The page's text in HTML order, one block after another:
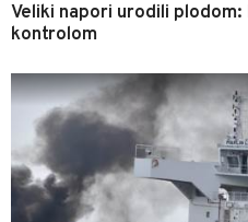
Veliki napori urodili
kontrolom